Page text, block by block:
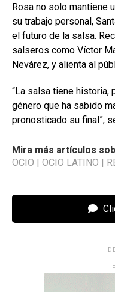
Rosa no solo mantiene
su trabajo personal,
el futuro de la salsa.
salseros como Víctor
Nevárez, y alienta al
“La salsa tiene historia,
género que ha sabido
pronosticado su final”,
Mira más artículos
OCIO | OCIO LATINO |